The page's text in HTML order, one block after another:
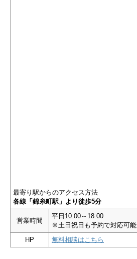
最寄り駅からのアクセス方法
各線「錦糸町駅」より徒歩5分
営業時間
平日10:00～18:00
※土日祝日も予約で対応可能
HP
無料相談はこちら